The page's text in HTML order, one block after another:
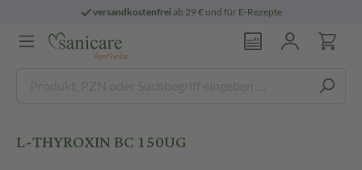
versandkostenfreiab 29 € und für E-Rezepte
L-THYROXIN BC 150UG